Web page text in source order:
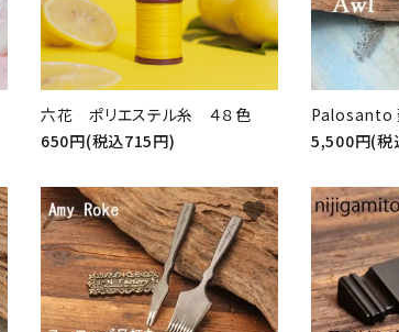
六花 ポリエステル糸 ４８色
650円(税込715円)
Palosanto
5,500円(税
favorite